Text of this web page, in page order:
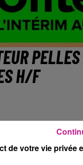
H/F
L'ENTREPRISE
de votre vie privée